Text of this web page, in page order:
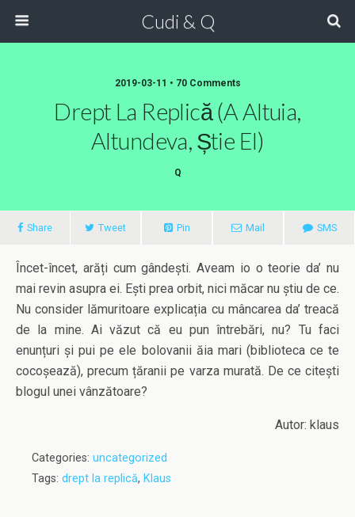
Cudi & Q
2019-03-11 • 70 Comments
Drept La Replică (a Altuia,
Altundeva, Știe El)
Q
Share Tweet Pin Mail SMS
Încet-încet, arăți cum gândești. Aveam io o teorie da’ nu
mai revin asupra ei. Ești prea orbit, nici măcar nu știu de ce.
Nu consider lămuritoare explicația cu mâncarea da’ treacă
de la mine. Ai văzut că eu pun întrebări, nu? Tu faci
enunțuri și pui pe ele bolovanii ăia mari (biblioteca ce te
cocoșează), precum țăranii pe varza murată. De ce citești
blogul unei vânzătoare?
Autor: klaus
Categories: uncategorized
Tags: drept la replică, Klaus